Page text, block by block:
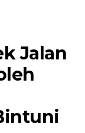
Jalan